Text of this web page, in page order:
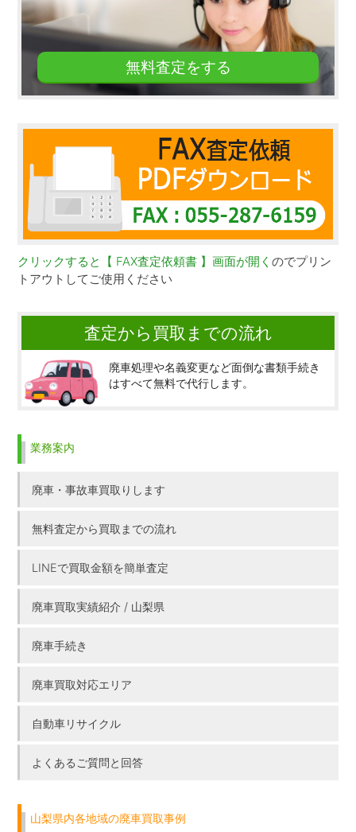
無料査定をする
クリックすると【 FAX査定依頼書 】画面が開くのでプリン
トアウトしてご使用ください
査定から買取までの流れ
廃車処理や名義変更など面倒な書類手続き
はすべて無料で代行します。
業務案内
廃車・事故車買取りします
無料査定から買取までの流れ
LINEで買取金額を簡単査定
廃車買取実績紹介 / 山梨県
廃車手続き
廃車買取対応エリア
自動車リサイクル
よくあるご質問と回答
山梨県内各地域の廃車買取事例